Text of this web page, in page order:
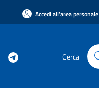
Accedi all'area personale
Cerca